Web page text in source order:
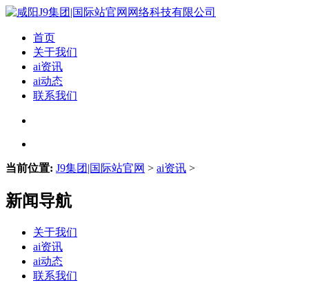
首页
关于我们
ai资讯
ai动态
联系我们
当前位置: J9集团|国际站官网 > ai资讯 >
新闻导航
关于我们
ai资讯
ai动态
联系我们